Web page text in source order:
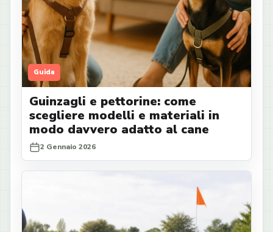
Guida
Guinzagli e pettorine: come
scegliere modelli e materiali in
modo davvero adatto al cane
2 Gennaio 2026